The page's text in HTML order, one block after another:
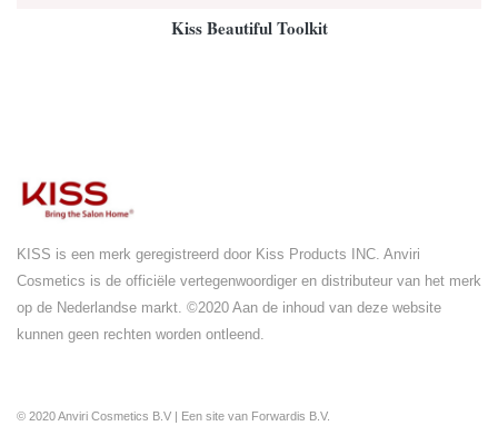
Kiss Beautiful Toolkit
KISS is een merk geregistreerd door Kiss Products INC. Anviri
Cosmetics is de officiële vertegenwoordiger en distributeur van het merk
op de Nederlandse markt. ©2020 Aan de inhoud van deze website
kunnen geen rechten worden ontleend.
© 2020Anviri Cosmetics B.V | Een site van Forwardis B.V.